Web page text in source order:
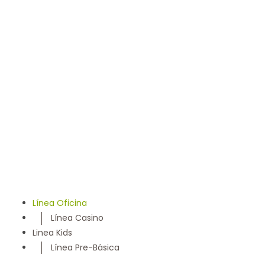
Línea Oficina
Línea Casino
Linea Kids
Línea Pre-Básica